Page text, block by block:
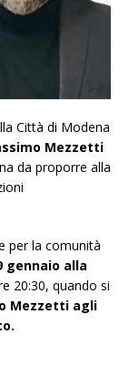
Città di Modena
Mezzetti
da proporre alla
per la comunità
gennaio alla
20:30, quando si
Mezzetti agli